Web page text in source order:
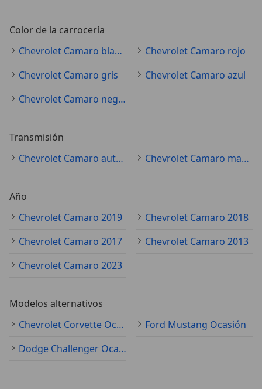
Color de la carrocería
Chevrolet Camaro blanco
Chevrolet Camaro rojo
Chevrolet Camaro gris
Chevrolet Camaro azul
Chevrolet Camaro negro
Transmisión
Chevrolet Camaro automático
Chevrolet Camaro manual
Año
Chevrolet Camaro 2019
Chevrolet Camaro 2018
Chevrolet Camaro 2017
Chevrolet Camaro 2013
Chevrolet Camaro 2023
Modelos alternativos
Chevrolet Corvette Ocasión
Ford Mustang Ocasión
Dodge Challenger Ocasión